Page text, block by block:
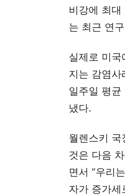
비강에 최
는 최근 연
실제로 미국
지는 감염
일주일 평
냈다.
월렌스키 국
것은 다음
면서 “우리
자가 증가세